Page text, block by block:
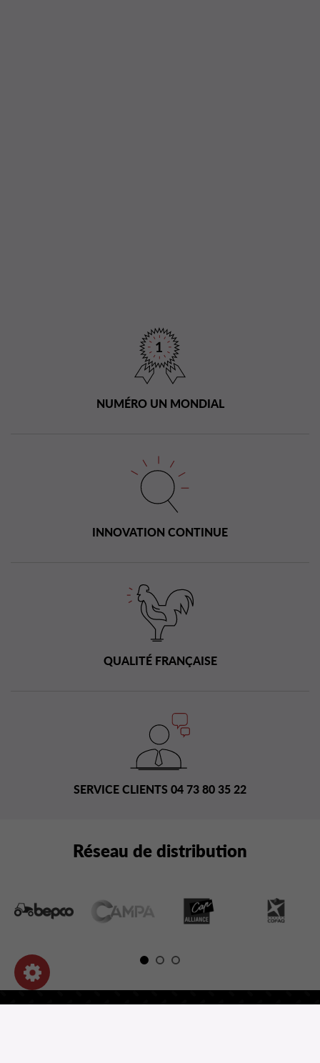
NUMÉRO UN MONDIAL
INNOVATION CONTINUE
QUALITÉ FRANÇAISE
SERVICE CLIENTS 04 73 80 35 22
Réseau de distribution